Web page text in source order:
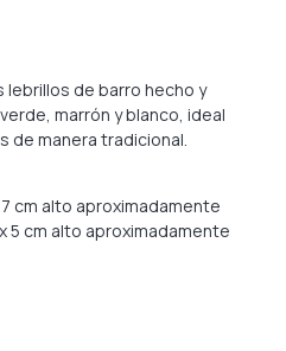
lebrillos de barro hecho y
marrón y blanco, ideal
de manera tradicional.
cm alto aproximadamente
5 cm alto aproximadamente